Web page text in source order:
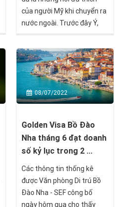
của người Mỹ khi chuyển ra
nước ngoài. Trước đây Ý,
những quốc gia đứng đầu
danh sách trong nhiều thập
kỷ. Nhưng dữ liệu Google
Trend gần đây cho thấy sự
nổi lên ngoạn mục của Bồ
08/07/2022
Golden Visa Bồ Đào
Nha tháng 6 đạt doanh
số kỷ lục trong 2 ...
Các thông tin thống kê
được Văn phòng Di trú Bồ
Đào Nha - SEF công bố
ngày hôm qua cho thấy